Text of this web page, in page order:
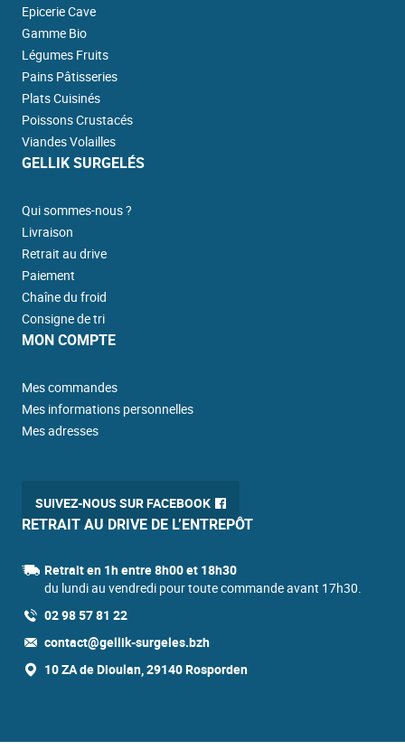
Epicerie Cave
Gamme Bio
Légumes Fruits
Pains Pâtisseries
Plats Cuisinés
Poissons Crustacés
Viandes Volailles
GELLIK SURGELÉS
Qui sommes-nous ?
Livraison
Retrait au drive
Paiement
Chaîne du froid
Consigne de tri
MON COMPTE
Mes commandes
Mes informations personnelles
Mes adresses
SUIVEZ-NOUS SUR FACEBOOK
RETRAIT AU DRIVE DE L’ENTREPÔT
Retrait en 1h entre 8h00 et 18h30
du lundi au vendredi pour toute commande avant 17h30.
02 98 57 81 22
contact@gellik-surgeles.bzh
10 ZA de Dioulan, 29140 Rosporden